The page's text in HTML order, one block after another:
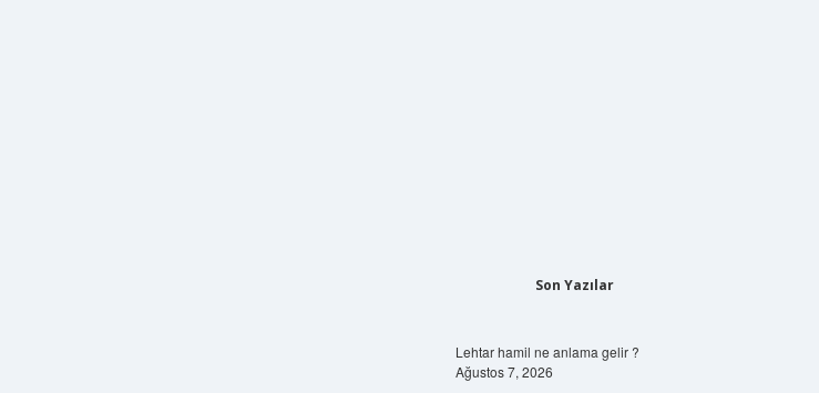
Son Yazılar
Lehtar hamil ne anlama gelir ?
Ağustos 7, 2026